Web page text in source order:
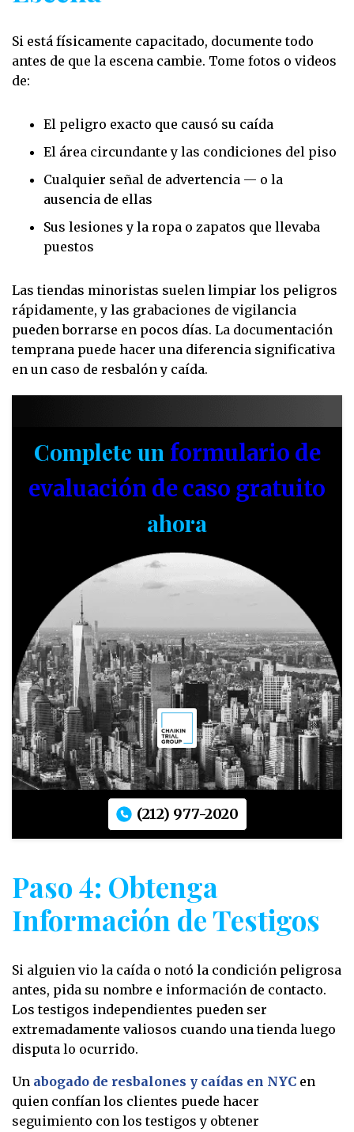
Si está físicamente capacitado, documente todo
antes de que la escena cambie. Tome fotos o videos
de:
El peligro exacto que causó su caída
El área circundante y las condiciones del piso
Cualquier señal de advertencia — o la
ausencia de ellas
Sus lesiones y la ropa o zapatos que llevaba
puestos
Las tiendas minoristas suelen limpiar los peligros
rápidamente, y las grabaciones de vigilancia
pueden borrarse en pocos días. La documentación
temprana puede hacer una diferencia significativa
en un caso de resbalón y caída.
Complete un formulario de
evaluación de caso gratuito
ahora
(212) 977-2020
Paso 4: Obtenga
Información de Testigos
Si alguien vio la caída o notó la condición peligrosa
antes, pida su nombre e información de contacto.
Los testigos independientes pueden ser
extremadamente valiosos cuando una tienda luego
disputa lo ocurrido.
Un abogado de resbalones y caídas en NYC en
quien confían los clientes puede hacer
seguimiento con los testigos y obtener